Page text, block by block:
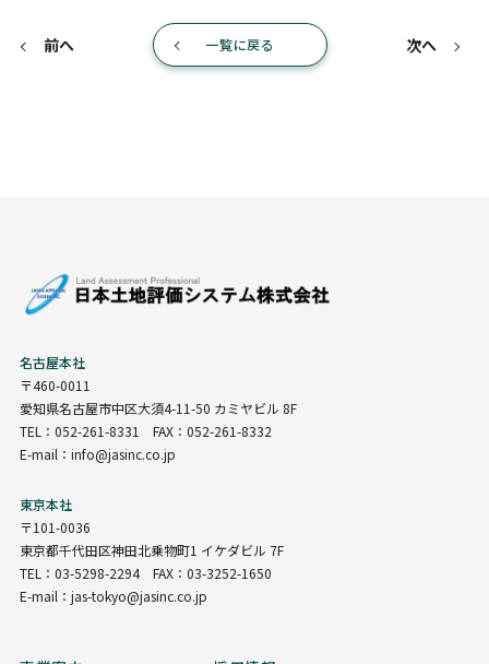
前へ 一覧に戻る 次へ
名古屋本社
〒460-0011
愛知県名古屋市中区大須4-11-50 カミヤビル 8F
TEL：052-261-8331 FAX：052-261-8332
E-mail：info@jasinc.co.jp
東京本社
〒101-0036
東京都千代田区神田北乗物町1 イケダビル 7F
TEL：03-5298-2294 FAX：03-3252-1650
E-mail：jas-tokyo@jasinc.co.jp